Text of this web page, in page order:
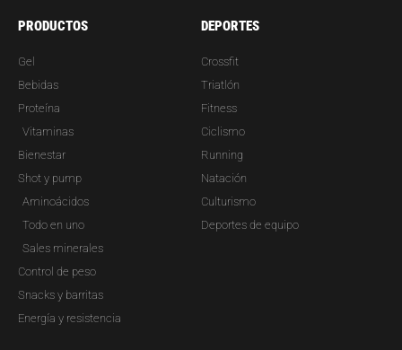
PRODUCTOS
Gel
Bebidas
Proteína
Vitaminas
Bienestar
Shot y pump
Aminoácidos
Todo en uno
Sales minerales
Control de peso
Snacks y barritas
Energía y resistencia
DEPORTES
Crossfit
Triatlón
Fitness
Ciclismo
Running
Natación
Culturismo
Deportes de equipo